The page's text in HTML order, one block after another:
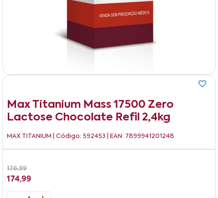
Max Titanium Mass 17500 Zero
Lactose Chocolate Refil 2,4kg
MAX TITANIUM | Código: 592453 | EAN: 7899941201248
176,99
174,99